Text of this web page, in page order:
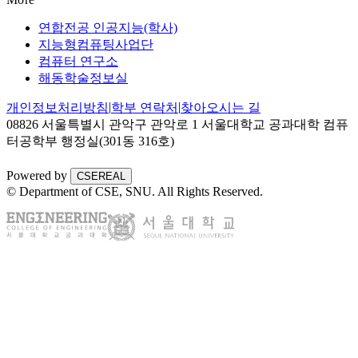
연합전공 인공지능(학사)
지능형컴퓨팅사업단
컴퓨터 연구소
해동학술정보실
개인정보처리방침|학부 연락처 |찾아오시는 길
08826 서울특별시 관악구 관악로 1 서울대학교 공과대학 컴퓨
터공학부 행정실(301동 316호)
Powered by CSEREAL
© Department of CSE, SNU. All Rights Reserved.